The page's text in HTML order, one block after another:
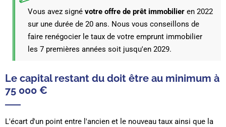
Vous avez signé votre offre de prêt immobilier en 2022
sur une durée de 20 ans. Nous vous conseillons de
faire renégocier le taux de votre emprunt immobilier
les 7 premières années soit jusqu'en 2029.
Le capital restant du doit être au minimum à
75 000 €
L'écart d'un point entre l'ancien et le nouveau taux ainsi que la